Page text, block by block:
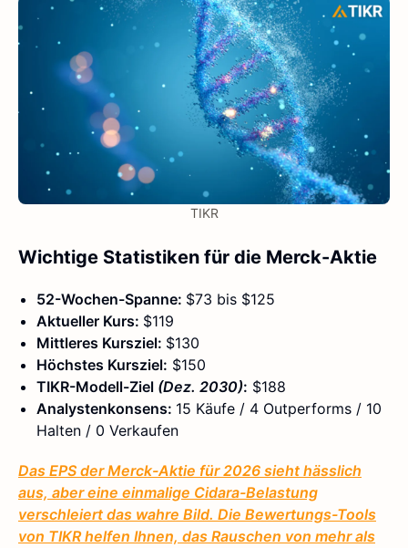
TIKR
Wichtige Statistiken für die Merck-Aktie
52-Wochen-Spanne: $73 bis $125
Aktueller Kurs: $119
Mittleres Kursziel: $130
Höchstes Kursziel: $150
TIKR-Modell-Ziel (Dez. 2030): $188
Analystenkonsens: 15 Käufe / 4 Outperforms / 10
Halten / 0 Verkaufen
Das EPS der Merck-Aktie für 2026 sieht hässlich
aus, aber eine einmalige Cidara-Belastung
verschleiert das wahre Bild. Die Bewertungs-Tools
von TIKR helfen Ihnen, das Rauschen von mehr als